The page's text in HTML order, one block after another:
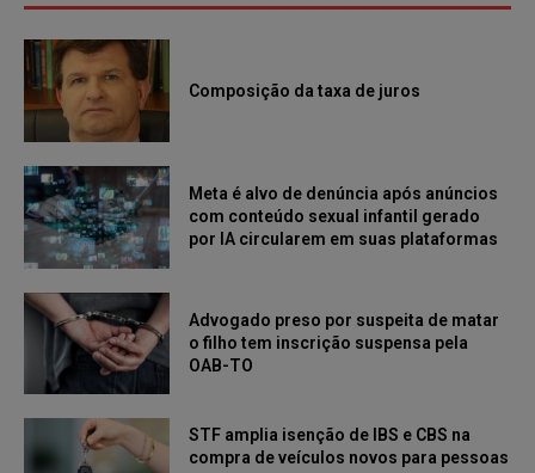
Composição da taxa de juros
Meta é alvo de denúncia após anúncios
com conteúdo sexual infantil gerado
por IA circularem em suas plataformas
Advogado preso por suspeita de matar
o filho tem inscrição suspensa pela
OAB-TO
STF amplia isenção de IBS e CBS na
compra de veículos novos para pessoas